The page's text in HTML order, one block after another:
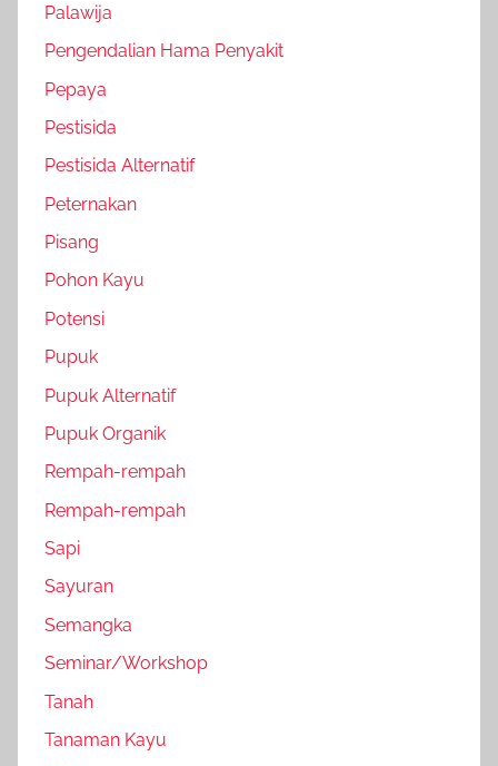
Palawija
Pengendalian Hama Penyakit
Pepaya
Pestisida
Pestisida Alternatif
Peternakan
Pisang
Pohon Kayu
Potensi
Pupuk
Pupuk Alternatif
Pupuk Organik
Rempah-rempah
Rempah-rempah
Sapi
Sayuran
Semangka
Seminar/Workshop
Tanah
Tanaman Kayu